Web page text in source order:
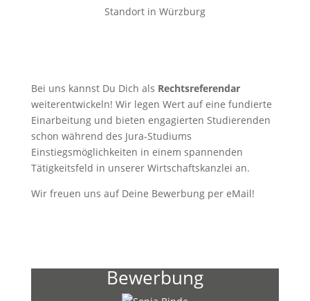
Standort in Würzburg
Bei uns kannst Du Dich als Rechtsreferendar
weiterentwickeln! Wir legen Wert auf eine fundierte
Einarbeitung und bieten engagierten Studierenden
schon während des Jura-Studiums
Einstiegsmöglichkeiten in einem spannenden
Tätigkeitsfeld in unserer Wirtschaftskanzlei an.
Wir freuen uns auf Deine Bewerbung per eMail!
Bewerbung